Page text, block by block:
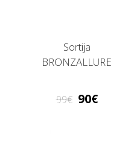
Sortija
BRONZALLURE
99 90